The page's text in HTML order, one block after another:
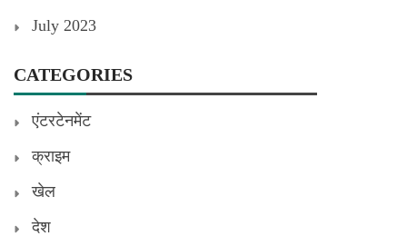
July 2023
CATEGORIES
एंटरटेनमेंट
क्राइम
खेल
देश